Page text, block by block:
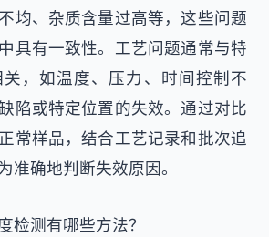
均、杂质含量过高等，这些问题
具有一致性。工艺问题通常与特
，如温度、压力、时间控制不
陷或特定位置的失效。通过对比
常样品，结合工艺记录和批次追
准确地判断失效原因。
检测有哪些方法？